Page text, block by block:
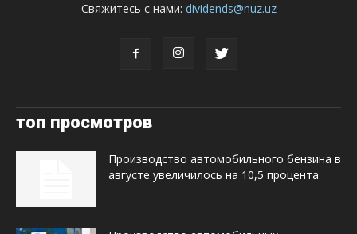
Свяжитесь с нами: dividends@nuz.uz
топ просмотров
Производство автомобильного бензина в
августе увеличилось на 10,5 процента